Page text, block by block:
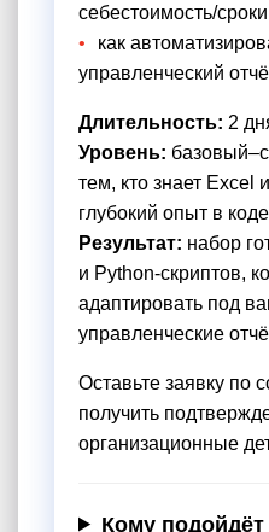
себестоимость/
как
управленческий
Длительность: 2
Уровень:
тем, кто знает Excel
глубокий опыт в
Результат: набор
и Python‑скриптов,
адаптировать под
управленческие
Оставьте заявку по
получить
организационные
Кому подойдёт